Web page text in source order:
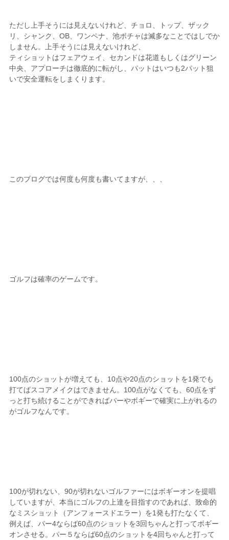
ただし上手そうには見えないけれど、チョロ、トップ、ザック
リ、シャンク、OB、ワンペナ、池ポチャは滅多なことではしでか
しません。上手そうには見えないけれど、
ティショットはフェアウェイ、セカンドは花道もしくはグリーン
中央、アプローチは徹底的に転がし、パットはいつも2パット狙
いで安全運転をしまくります。
このブログでは何度も何度も書いてますが、、、
ゴルフは確率のゲームです。
100点のショットが増えても、10点や20点のショットを1発でも
打てばスコアメイクはできません。100点がなくても、60点をず
っと打ち続けることができればパーやボギーで確実に上がれるの
がゴルフなんです。
100が切れない、90が切れないゴルファーにはボギーオンを提唱
していますが、本当にゴルフの上達を目指すのであれば、致命的
なミスショット（アンフォースドエラー）を1発も打たなくて、
例えば、パー4ならば60点のショットを3回ちゃんと打ってボギー
オンさせる。パー５ならば60点のショットを4回ちゃんと打って